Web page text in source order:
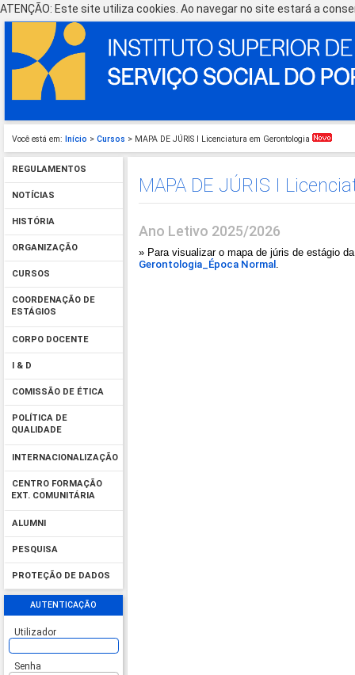
ATENÇÃO: Este site utiliza cookies. Ao navegar no site estará a
Você está em: Início > Cursos > MAPA DE JÚRIS I Licenciatura em Gerontologia
REGULAMENTOS
NOTÍCIAS
HISTÓRIA
ORGANIZAÇÃO
CURSOS
COORDENAÇÃO DE
ESTÁGIOS
CORPO DOCENTE
I & D
COMISSÃO DE ÉTICA
POLÍTICA DE
QUALIDADE
INTERNACIONALIZAÇÃO
CENTRO FORMAÇÃO
EXT. COMUNITÁRIA
ALUMNI
PESQUISA
PROTEÇÃO DE DADOS
AUTENTICAÇÃO
Utilizador
Senha
MAPA DE JÚRIS I
Ano Letivo 2025/2026
» Para visualizar o mapa de júris de estágio
Gerontologia_Época Normal .